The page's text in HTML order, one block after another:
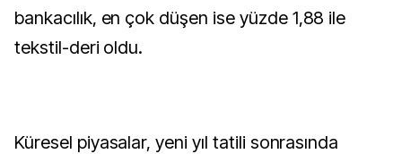
bankacılık, en çok düşen ise yüzde 1,88 ile
tekstil-deri oldu.
Küresel piyasalar, yeni yıl tatili sonrasında